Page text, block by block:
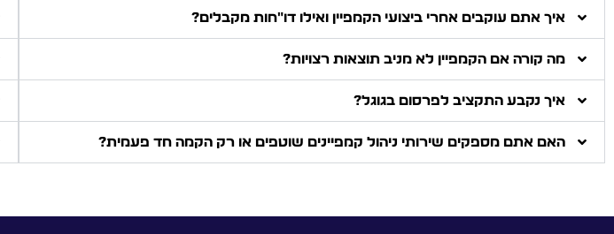
איך אתם עוקבים אחרי ביצועי הקמפיין ואילו דו"חות מקבלים?
מה קורה אם הקמפיין לא מניב תוצאות רצויות?
איך נקבע התקציב לפרסום בגוגל?
האם אתם מספקים שירותי ניהול קמפיינים שוטפים או רק הקמה חד פעמית?